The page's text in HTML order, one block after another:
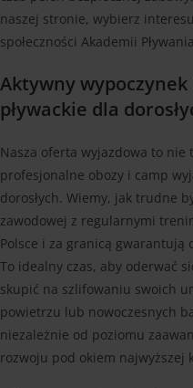
naszej stronie, wybierz
społeczności Akademii
Aktywny
pływackie dla
Nasza oferta wyjazdowa to
profesjonalne obozy i camp
dorosłych. Wiemy, jak trudne
zawodowej z regularnymi
Polsce i za granicą
To idealny czas, aby oderwać
skupić na szlifowaniu swoich
powietrzu lub nowoczesnych
niezależnie od poziomu
rozwoju pod okiem najwyższej